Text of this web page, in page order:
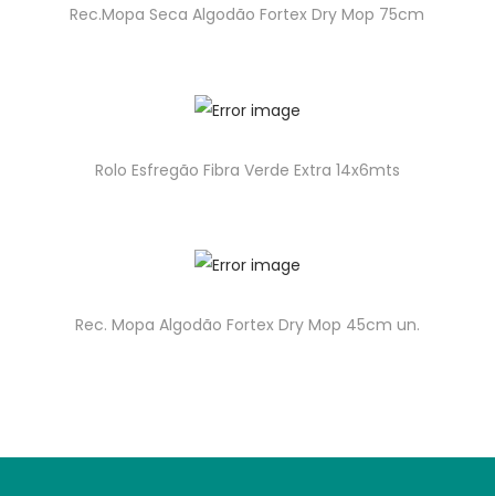
Rec.Mopa Seca Algodão Fortex Dry Mop 75cm
Rolo Esfregão Fibra Verde Extra 14x6mts
Rec. Mopa Algodão Fortex Dry Mop 45cm un.